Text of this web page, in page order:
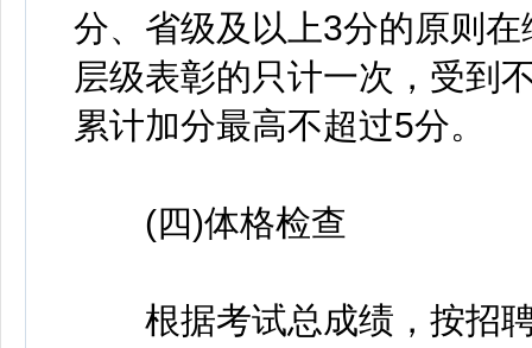
分、省级及以上3分的原则
层级表彰的只计一次，受到
累计加分最高不超过5分。
(四)体格检查
根据考试总成绩，按招聘